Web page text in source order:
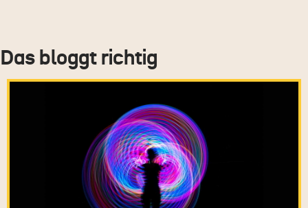
Das bloggt richtig